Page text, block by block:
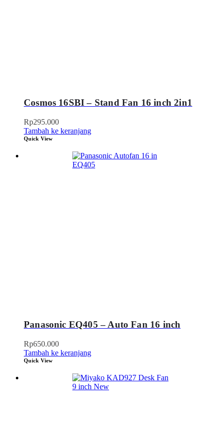
Cosmos 16SBI – Stand Fan 16 inch 2in1
Rp295.000
Tambah ke keranjang
Quick View
Panasonic EQ405 – Auto Fan 16 inch
Rp650.000
Tambah ke keranjang
Quick View